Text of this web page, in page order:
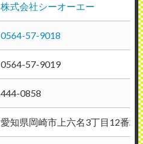
株式会社シーオーエー
0564-57-9018
0564-57-9019
444-0858
愛知県岡崎市上六名3丁目12番地